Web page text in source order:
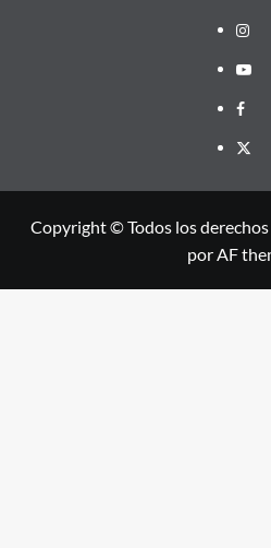
X
Copyright © Todos los derechos
por AF